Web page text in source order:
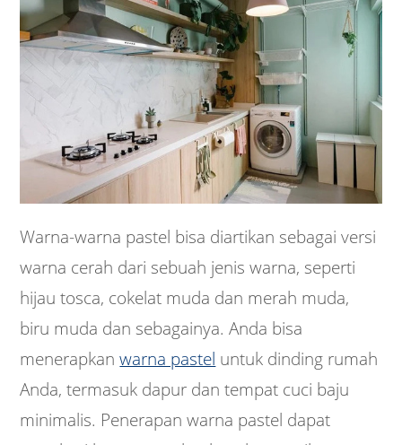
Warna-warna pastel bisa diartikan sebagai versi
warna cerah dari sebuah jenis warna, seperti
hijau tosca, cokelat muda dan merah muda,
biru muda dan sebagainya. Anda bisa
menerapkanwarna pastel untuk dinding rumah
Anda, termasuk dapur dan tempat cuci baju
minimalis. Penerapan warna pastel dapat